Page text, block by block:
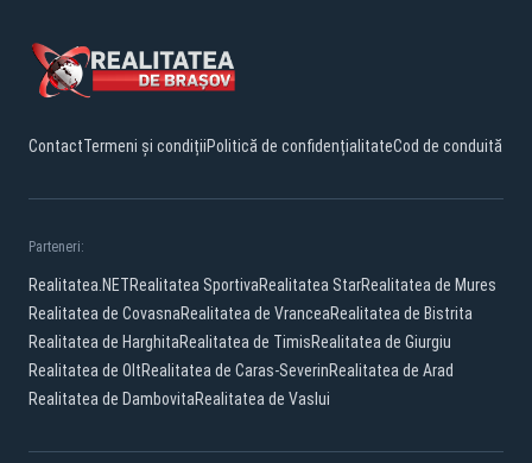
ContactTermeni și condițiiPolitică de confidențialitateCod de conduită
Parteneri:
Realitatea.NETRealitatea SportivaRealitatea StarRealitatea de Mures
Realitatea de CovasnaRealitatea de VranceaRealitatea de Bistrita
Realitatea de HarghitaRealitatea de TimisRealitatea de Giurgiu
Realitatea de OltRealitatea de Caras-SeverinRealitatea de Arad
Realitatea de DambovitaRealitatea de Vaslui